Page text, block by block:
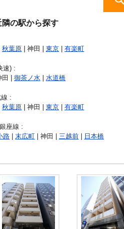
の駅から探す
秋葉原 | 神田 | 東京 有楽町
速) :
田 | 御茶ノ水 水道橋
:
秋葉原 | 神田 | 東京 有楽町
座線 :
路
末広町 | 神田 | 三越前 日本橋